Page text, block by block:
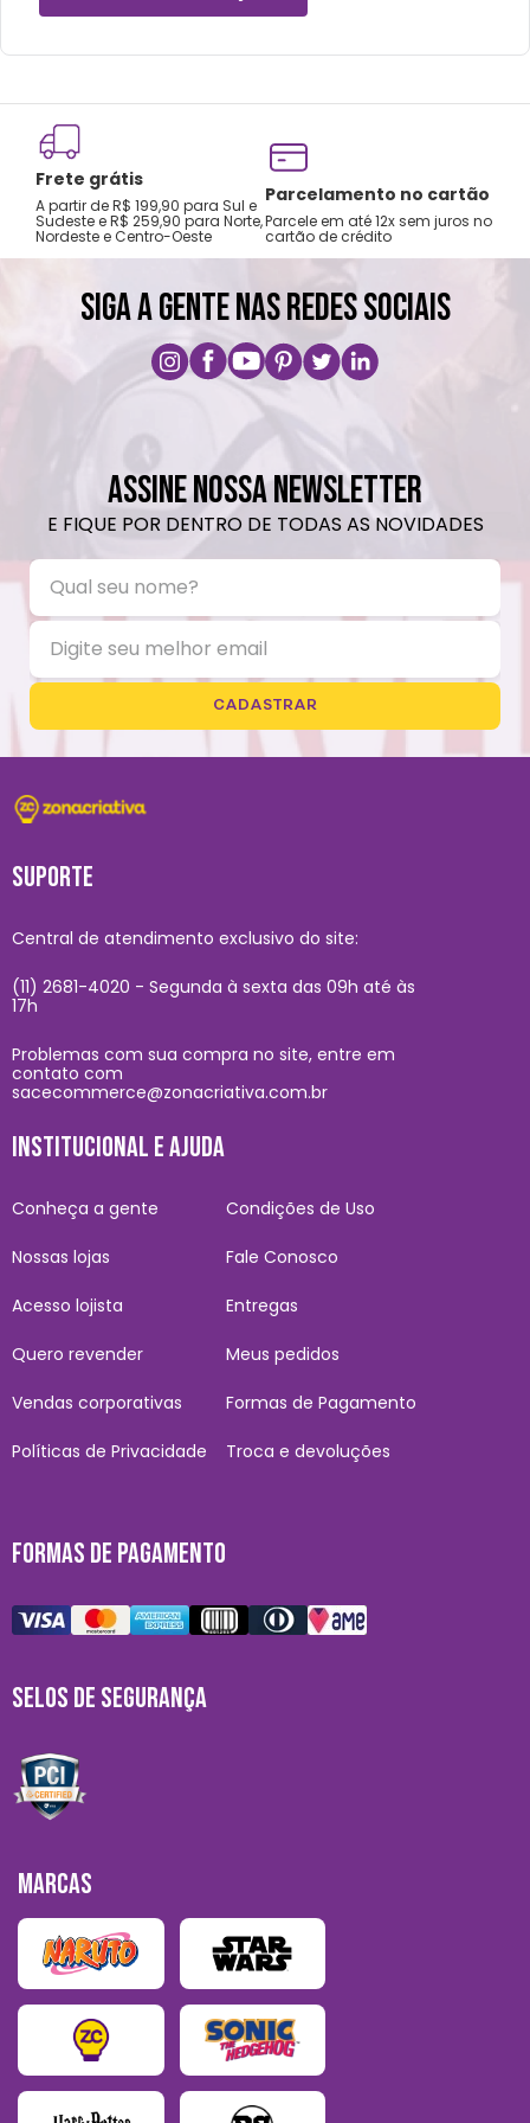
Cuidados e recomendações de uso:
Não preencha com líquidos até a superfície,
deixe pelo menos 1,5cm de espaço para
fechar corretamente.
Choques ou quedas podem danificar o
produto.
Não é à prova de vazamentos, transportar
apenas na posição vertical.
Lavar com água, esponja macia e sabão
neutro.
Não colocar no micro-ondas ou lava-
Não utilizar produtos químicos ou
abrasivos.
Frete grátis
A partir de R$ 199,90 para Sul e
Sudeste e R$ 259,90 para Norte,
Nordeste e Centro-Oeste
Parcelamento no cartão
Parcele em até 12x sem juros no
cartão de crédito
SIGA A GENTE NAS REDES SOCIAIS
ASSINE NOSSA NEWSLETTER
E FIQUE POR DENTRO DE TODAS AS NOVIDADES
CADASTRAR
SUPORTE
Central de atendimento exclusivo do site:
(11) 2681-4020 - Segunda à sexta das 09h até às
17h
Problemas com sua compra no site, entre em
contato com
sacecommerce@zonacriativa.com.br
INSTITUCIONAL E AJUDA
Conheça a gente
Nossas lojas
Acesso lojista
Quero revender
Vendas corporativas
Políticas de Privacidade
Condições de Uso
Fale Conosco
Entregas
Meus pedidos
Formas de Pagamento
Troca e devoluções
FORMAS DE PAGAMENTO
SELOS DE SEGURANÇA
MARCAS